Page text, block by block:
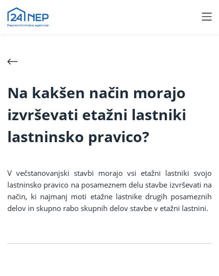
Na kakšen način morajo
izvrševati etažni lastniki
lastninsko pravico?
V večstanovanjski stavbi morajo vsi etažni lastniki svojo
lastninsko pravico na posameznem delu stavbe izvrševati na
način, ki najmanj moti etažne lastnike drugih posameznih
delov in skupno rabo skupnih delov stavbe v etažni lastnini.